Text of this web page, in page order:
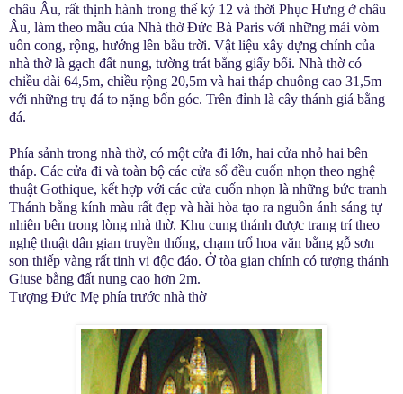
châu Âu, rất thịnh hành trong thế kỷ 12 và thời Phục Hưng ở châu
Âu, làm theo mẫu của Nhà thờ Đức Bà Paris với những mái vòm
uốn cong, rộng, hướng lên bầu trời. Vật liệu xây dựng chính của
nhà thờ là gạch đất nung, tường trát bằng giấy bổi. Nhà thờ có
chiều dài 64,5m, chiều rộng 20,5m và hai tháp chuông cao 31,5m
với những trụ đá to nặng bốn góc. Trên đỉnh là cây thánh giá bằng
đá.
Phía sảnh trong nhà thờ, có một cửa đi lớn, hai cửa nhỏ hai bên
tháp. Các cửa đi và toàn bộ các cửa sổ đều cuốn nhọn theo nghệ
thuật Gothique, kết hợp với các cửa cuốn nhọn là những bức tranh
Thánh bằng kính màu rất đẹp và hài hòa tạo ra nguồn ánh sáng tự
nhiên bên trong lòng nhà thờ. Khu cung thánh được trang trí theo
nghệ thuật dân gian truyền thống, chạm trổ hoa văn bằng gỗ sơn
son thiếp vàng rất tinh vi độc đáo. Ở tòa gian chính có tượng thánh
Giuse bằng đất nung cao hơn 2m.
Tượng Đức Mẹ phía trước nhà thờ